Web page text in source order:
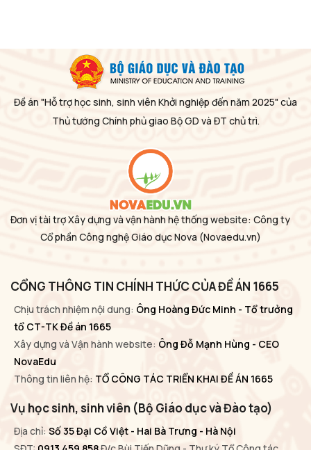
Đề án "Hỗ trợ học sinh, sinh viên Khởi nghiệp đến năm 2025" của
Thủ tướng Chính phủ giao Bộ GD và ĐT chủ trì.
Đơn vị tài trợ Xây dựng và vận hành hệ thống website: Công ty
Cổ phần Công nghệ Giáo dục Nova (Novaedu.vn)
CỔNG THÔNG TIN CHÍNH THỨC CỦA ĐỀ ÁN 1665
Chịu trách nhiệm nội dung: Ông Hoàng Đức Minh - Tổ trưởng
tổ CT-TK Đề án 1665
Xây dựng và Vận hành website: Ông Đỗ Mạnh Hùng - CEO
NovaEdu
Thông tin liên hệ: TỔ CÔNG TÁC TRIỂN KHAI ĐỀ ÁN 1665
Vụ học sinh, sinh viên (Bộ Giáo dục và Đào tạo)
Địa chỉ: Số 35 Đại Cồ Việt - Hai Bà Trưng - Hà Nội